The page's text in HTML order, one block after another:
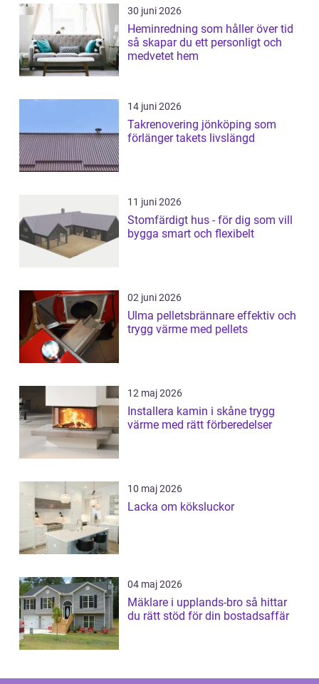
30 juni 2026
Heminredning som håller över tid
så skapar du ett personligt och
medvetet hem
14 juni 2026
Takrenovering jönköping som
förlänger takets livslängd
11 juni 2026
Stomfärdigt hus - för dig som vill
bygga smart och flexibelt
02 juni 2026
Ulma pelletsbrännare effektiv och
trygg värme med pellets
12 maj 2026
Installera kamin i skåne trygg
värme med rätt förberedelser
10 maj 2026
Lacka om köksluckor
04 maj 2026
Mäklare i upplands-bro så hittar
du rätt stöd för din bostadsaffär